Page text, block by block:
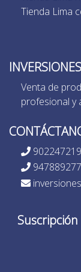
Tienda Lima
Venta de
profesional y
902247219
947889277
Suscripción